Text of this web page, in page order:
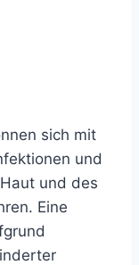
sich mit
und
und des
Eine